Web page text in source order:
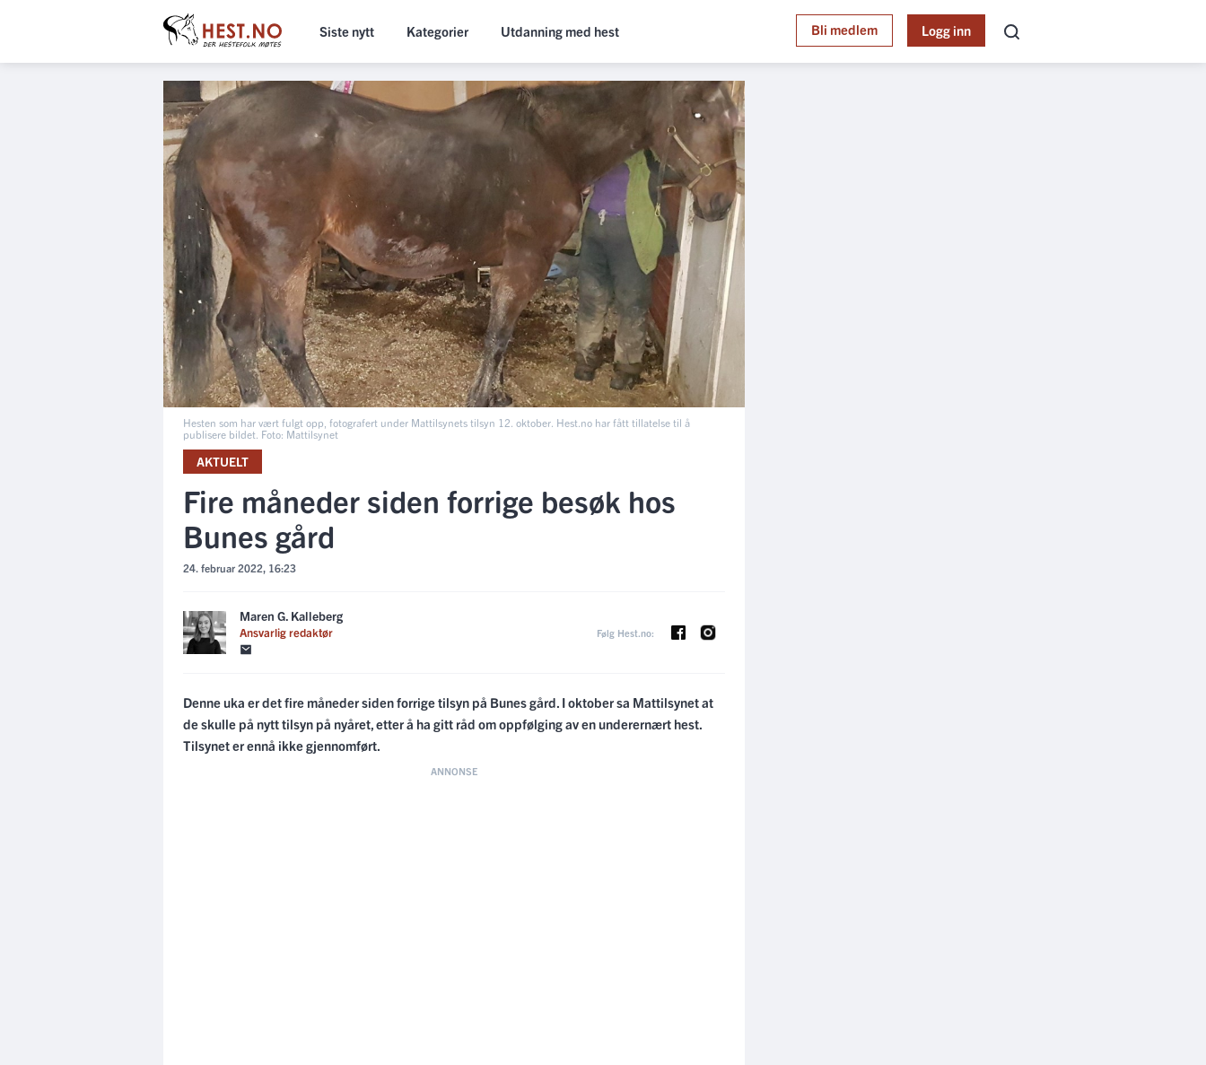
Siste nytt Kategorier Utdanning med hest Bli medlem Logg inn
Hesten som har vært fulgt opp, fotografert under Mattilsynets tilsyn 12. oktober. Hest.no har fått tillatelse til å
publisere bildet. Foto: Mattilsynet
AKTUELT
Fire måneder siden forrige besøk hos
Bunes gård
24. februar 2022, 16:23
Maren G. Kalleberg
Ansvarlig redaktør Følg Hest.no:
Denne uka er det fire måneder siden forrige tilsyn på Bunes gård. I oktober sa Mattilsynet at
de skulle på nytt tilsyn på nyåret, etter å ha gitt råd om oppfølging av en underernært hest.
Tilsynet er ennå ikke gjennomført.